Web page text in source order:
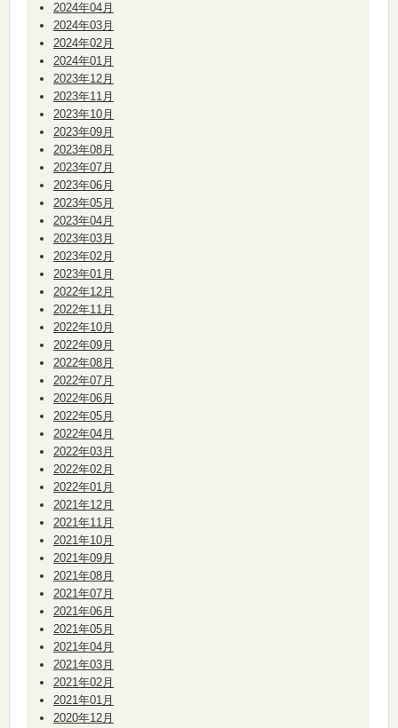
2024年04月
2024年03月
2024年02月
2024年01月
2023年12月
2023年11月
2023年10月
2023年09月
2023年08月
2023年07月
2023年06月
2023年05月
2023年04月
2023年03月
2023年02月
2023年01月
2022年12月
2022年11月
2022年10月
2022年09月
2022年08月
2022年07月
2022年06月
2022年05月
2022年04月
2022年03月
2022年02月
2022年01月
2021年12月
2021年11月
2021年10月
2021年09月
2021年08月
2021年07月
2021年06月
2021年05月
2021年04月
2021年03月
2021年02月
2021年01月
2020年12月